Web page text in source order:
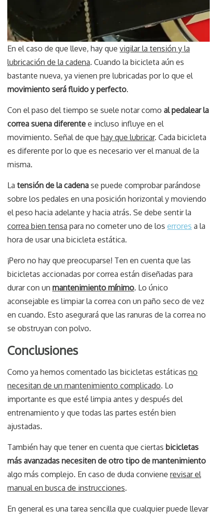
En el caso de que lleve, hay que vigilar la tensión y la
lubricación de la cadena. Cuando la bicicleta aún es
bastante nueva, ya vienen pre lubricadas por lo que el
movimiento será fluido y perfecto.
Con el paso del tiempo se suele notar como al pedalear la
correa suena diferente e incluso influye en el
movimiento. Señal de que hay que lubricar. Cada bicicleta
es diferente por lo que es necesario ver el manual de la
misma.
La tensión de la cadena se puede comprobar parándose
sobre los pedales en una posición horizontal y moviendo
el peso hacia adelante y hacia atrás. Se debe sentir la
correa bien tensa para no cometer uno de los errores a la
hora de usar una bicicleta estática.
¡Pero no hay que preocuparse! Ten en cuenta que las
bicicletas accionadas por correa están diseñadas para
durar con un mantenimiento mínimo. Lo único
aconsejable es limpiar la correa con un paño seco de vez
en cuando. Esto asegurará que las ranuras de la correa no
se obstruyan con polvo.
Conclusiones
Como ya hemos comentado las bicicletas estáticas no
necesitan de un mantenimiento complicado. Lo
importante es que esté limpia antes y después del
entrenamiento y que todas las partes estén bien
ajustadas.
También hay que tener en cuenta que ciertas bicicletas
más avanzadas necesiten de otro tipo de mantenimiento
algo más complejo. En caso de duda conviene revisar el
manual en busca de instrucciones.
En general es una tarea sencilla que cualquier puede llevar